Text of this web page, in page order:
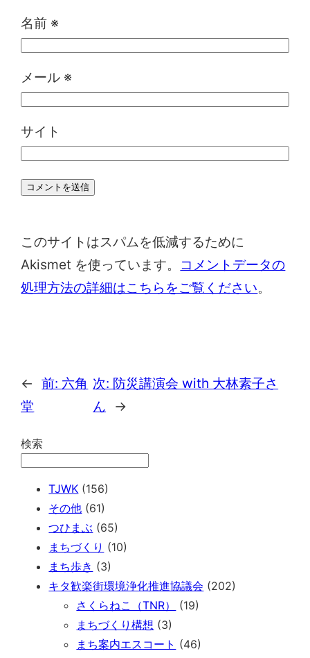
名前 ※
メール ※
サイト
このサイトはスパムを低減するために
Akismet を使っています。
コメントデータの
処理方法の詳細はこちらをご覧ください。
← 前: 六角
堂
次: 防災講演会 with 大林素子さ
ん
→
検索
TJWK (156)
その他 (61)
つひまぶ (65)
まちづくり (10)
まち歩き (3)
キタ歓楽街環境浄化推進協議会 (202)
さくらねこ（TNR）
(19)
まちづくり構想 (3)
まち案内エスコート (46)